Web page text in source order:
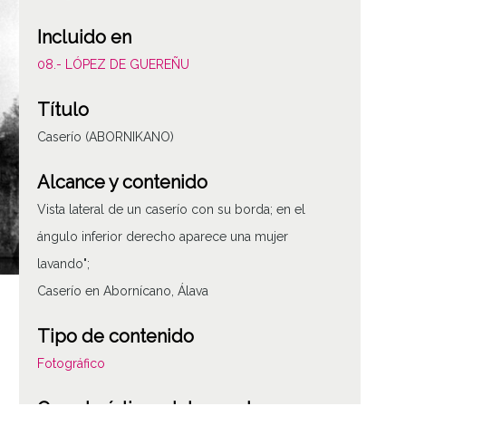
Incluido en
08.- LÓPEZ DE GUEREÑU
Título
Caserío (ABORNIKANO)
Alcance y contenido
Vista lateral de un caserío con su borda; en el
ángulo inferior derecho aparece una mujer
lavando";
Caserío en Abornícano, Álava
Tipo de contenido
Fotográfico
Características del soporte